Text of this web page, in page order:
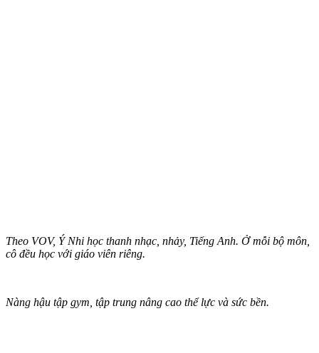
Theo VOV, Ý Nhi học thanh nhạc, nhảy, Tiếng Anh. Ở mỗi bộ môn,
cô đều học với giáo viên riêng.
Nàng hậu tập gym, tập trung nâng cao thể lực và sức bền.